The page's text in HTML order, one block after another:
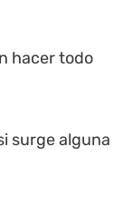
hacer todo
surge alguna